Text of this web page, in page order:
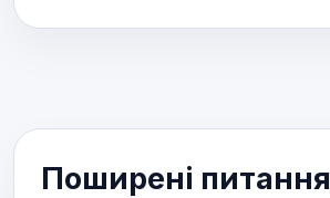
Поширені питання